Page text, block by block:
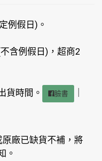
例假日)。
含例假日)，超商2
貨時間。 臉書
廠已缺貨不補，將
。